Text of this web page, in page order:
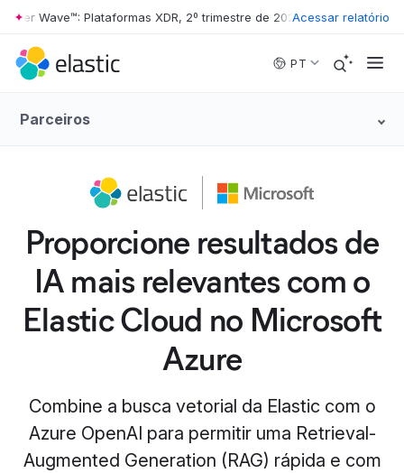
Skip to main content
Wave™: Plataformas XDR, 2º trimestre de 2026 • The Forrester
Acessar relatório
PT
Parceiros
Proporcione resultados de
IA mais relevantes com o
Elastic Cloud no Microsoft
Azure
Combine a busca vetorial da Elastic com o
Azure OpenAI para permitir uma Retrieval-
Augmented Generation (RAG) rápida e com